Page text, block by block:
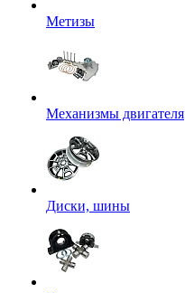
Метизы
Механизмы двигателя
Диски, шины